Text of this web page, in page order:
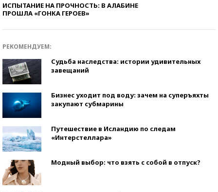
ИСПЫТАНИЕ НА ПРОЧНОСТЬ: В АЛАБИНЕ
ПРОШЛА «ГОНКА ГЕРОЕВ»
РЕКОМЕНДУЕМ:
Судьба наследства: истории удивительных
завещаний
Бизнес уходит под воду: зачем на суперъяхты
закупают субмарины
Путешествие в Исландию по следам
«Интерстеллара»
Модный выбор: что взять с собой в отпуск?